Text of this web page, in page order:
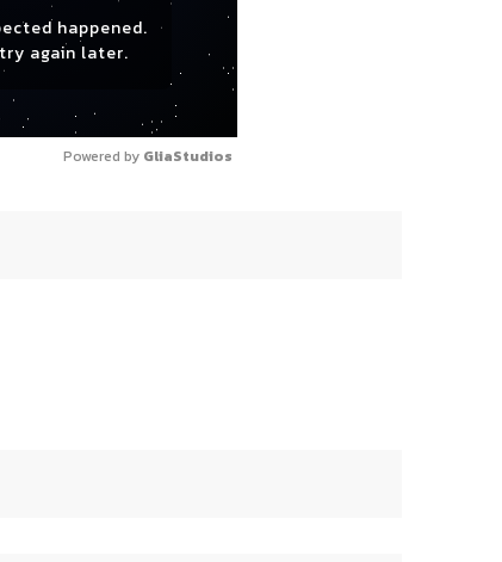
happened.
again later.
Powered by GliaStudios